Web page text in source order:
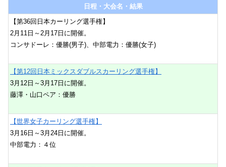
日程・大会名・結果
【第36回日本カーリング選手権】
2月11日～2月17日に開催。
コンサドーレ：優勝(男子)、中部電力：優勝(女子)
【第12回日本ミックスダブルスカーリング選手権】
3月12日～3月17日に開催。
藤澤・山口ペア：優勝
【世界女子カーリング選手権】
3月16日～3月24日に開催。
中部電力：４位